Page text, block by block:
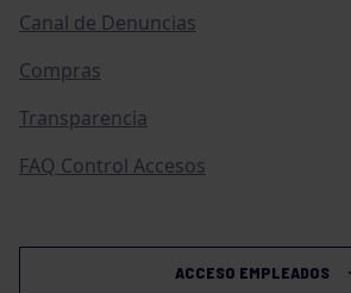
Canal de Denuncias
Compras
Transparencia
FAQ Control Accesos
ACCESO EMPLEADOS